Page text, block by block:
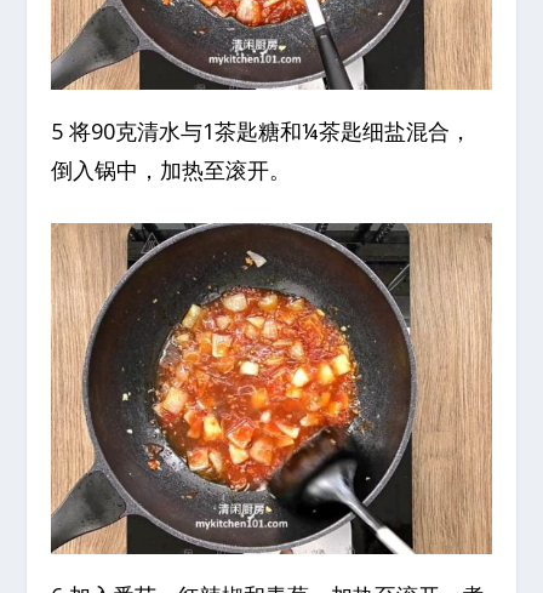
5 将90克清水与1茶匙糖和¼茶匙细盐混合，
倒入锅中，加热至滚开。